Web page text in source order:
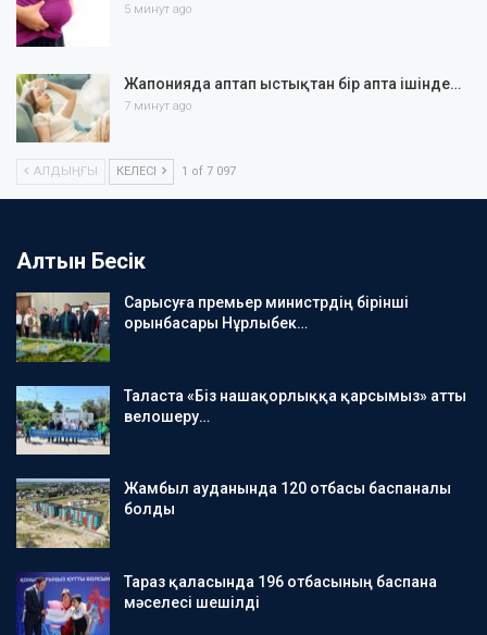
5 минут ago
Жапонияда аптап ыстықтан бір апта ішінде…
7 минут ago
АЛДЫҢҒЫ КЕЛЕСІ 1 of 7 097
Алтын Бесік
Сарысуға премьер министрдің бірінші
орынбасары Нұрлыбек…
Таласта «Біз нашақорлыққа қарсымыз» атты
велошеру…
Жамбыл ауданында 120 отбасы баспаналы
болды
Тараз қаласында 196 отбасының баспана
мәселесі шешілді